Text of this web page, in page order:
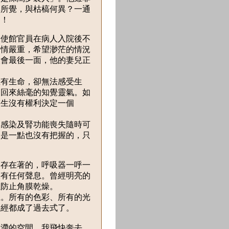
覺，與枯槁何異？一通
官員在病人入院後不
嚴重，希望渺茫的情況
最後一面，他的妻兒正
命，卻無法感受生
來絲毫的知覺靈氣。如
沒有權利決定一個
染及腎功能喪失隨時可
一點也沒有把握的，只
著的，呼吸器一呼一
任何聲息。曾經明亮的
止角膜乾燥。
所有的色彩、所有的光
都成了過去式了。